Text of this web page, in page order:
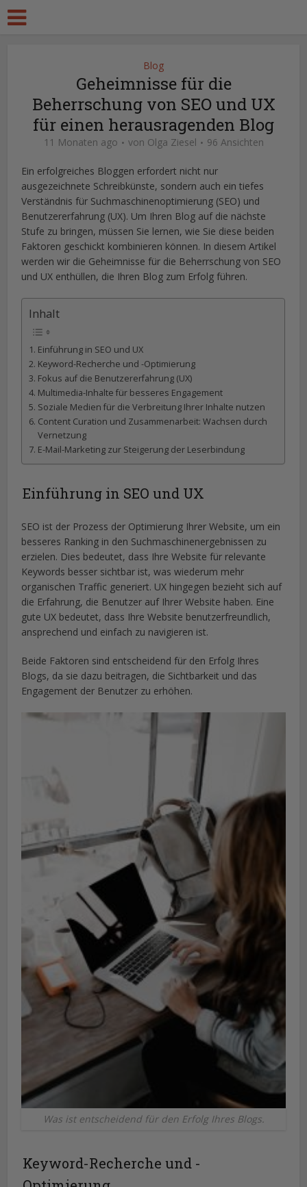
Blog
Geheimnisse für die
Beherrschung von SEO und UX
für einen herausragenden Blog
11 Monaten ago von Olga Ziesel 96 Ansichten
Ein erfolgreiches Bloggen erfordert nicht nur
ausgezeichnete Schreibkünste, sondern auch ein tiefes
Verständnis für Suchmaschinenoptimierung (SEO) und
Benutzererfahrung (UX). Um Ihren Blog auf die nächste
Stufe zu bringen, müssen Sie lernen, wie Sie diese beiden
Faktoren geschickt kombinieren können. In diesem Artikel
werden wir die Geheimnisse für die Beherrschung von SEO
und UX enthüllen, die Ihren Blog zum Erfolg führen.
Inhalt
Einführung in SEO und UX
Keyword-Recherche und -Optimierung
Fokus auf die Benutzererfahrung (UX)
Multimedia-Inhalte für besseres Engagement
Soziale Medien für die Verbreitung Ihrer Inhalte nutzen
Content Curation und Zusammenarbeit: Wachsen durch
Vernetzung
E-Mail-Marketing zur Steigerung der Leserbindung
Einführung in SEO und UX
SEO ist der Prozess der Optimierung Ihrer Website, um ein
besseres Ranking in den Suchmaschinenergebnissen zu
erzielen. Dies bedeutet, dass Ihre Website für relevante
Keywords besser sichtbar ist, was wiederum mehr
organischen Traffic generiert. UX hingegen bezieht sich auf
die Erfahrung, die Benutzer auf Ihrer Website haben. Eine
gute UX bedeutet, dass Ihre Website benutzerfreundlich,
ansprechend und einfach zu navigieren ist.
Beide Faktoren sind entscheidend für den Erfolg Ihres
Blogs, da sie dazu beitragen, die Sichtbarkeit und das
Engagement der Benutzer zu erhöhen.
Was ist entscheidend für den Erfolg Ihres Blogs.
Keyword-Recherche und -